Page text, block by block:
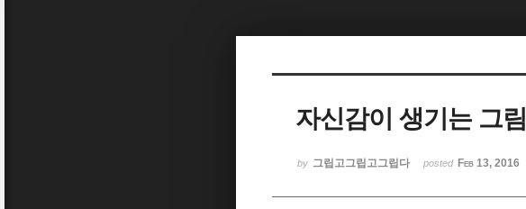
자신감이 생기는 그림
by 그립고그립고그립다 posted Feb 13, 2016
Sketchbook5, 스케치북5